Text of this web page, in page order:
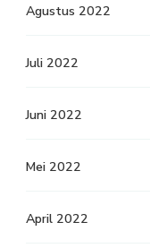
Agustus 2022
Juli 2022
Juni 2022
Mei 2022
April 2022